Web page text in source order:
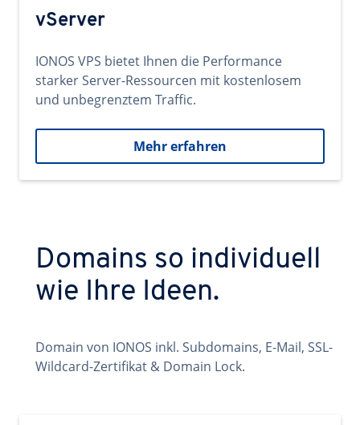
vServer
IONOS VPS bietet Ihnen die Performance
starker Server-Ressourcen mit kostenlosem
und unbegrenztem Traffic.
Mehr erfahren
Domains so individuell
wie Ihre Ideen.
Domain von IONOS inkl. Subdomains, E-Mail, SSL-
Wildcard-Zertifikat & Domain Lock.